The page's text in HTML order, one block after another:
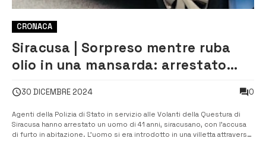
CRONACA
Siracusa | Sorpreso mentre ruba
olio in una mansarda: arrestato
30 DICEMBRE 2024 0
Agenti della Polizia di Stato in servizio alle Volanti della Questura di
Siracusa hanno arrestato un uomo di 41 anni, siracusano, con l’accusa
di furto in abitazione. L’uomo si era introdotto in una villetta attraverso